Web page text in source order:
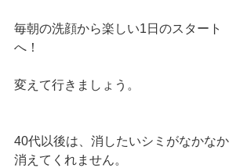
毎朝の洗顔から楽しい1日のスタート
へ！
変えて行きましょう。
40代以後は、消したいシミがなかなか
消えてくれません。